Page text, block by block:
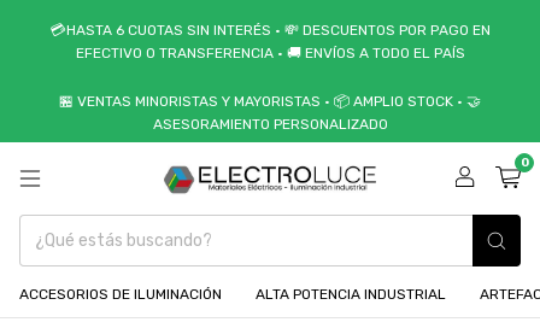
💳HASTA 6 CUOTAS SIN INTERÉS • 💸 DESCUENTOS POR PAGO EN
EFECTIVO O TRANSFERENCIA • 🚚 ENVÍOS A TODO EL PAÍS
🏪 VENTAS MINORISTAS Y MAYORISTAS • 📦 AMPLIO STOCK • 🤝
ASESORAMIENTO PERSONALIZADO
0
ACCESORIOS DE ILUMINACIÓN ALTA POTENCIA INDUSTRIAL